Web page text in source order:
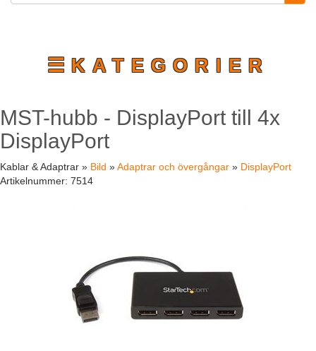
☰KATEGORIER
MST-hubb - DisplayPort till 4x
DisplayPort
Kablar & Adaptrar » Bild »Adaptrar och övergångar » DisplayPort
Artikelnummer: 7514